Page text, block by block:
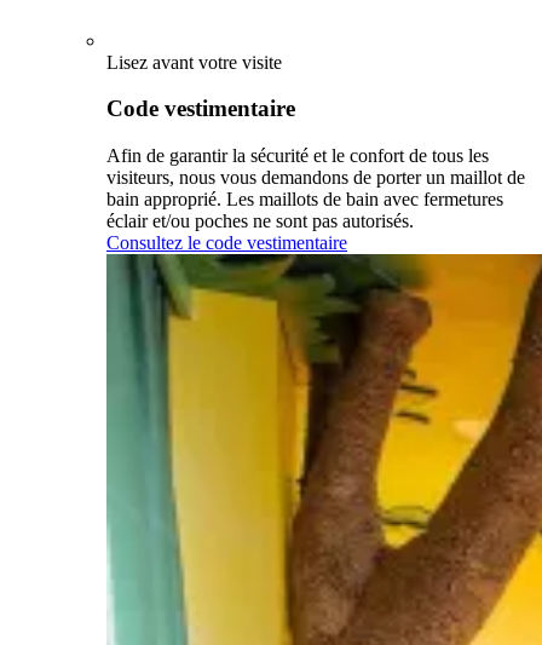
Lisez avant votre visite
Code vestimentaire
Afin de garantir la sécurité et le confort de tous les
visiteurs, nous vous demandons de porter un maillot de
bain approprié. Les maillots de bain avec fermetures
éclair et/ou poches ne sont pas autorisés.
Consultez le code vestimentaire